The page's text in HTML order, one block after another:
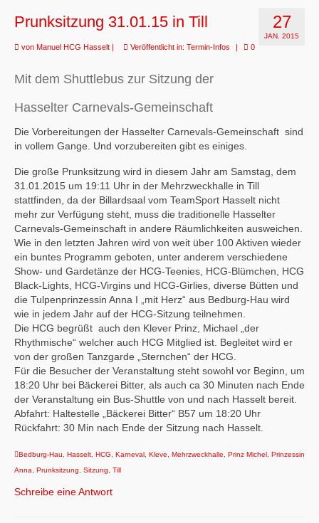
27
JAN. 2015
Prunksitzung 31.01.15 in Till
von Manuel HCG Hasselt Veröffentlicht in: Termin-Infos 0
Mit dem Shuttlebus zur Sitzung der
Hasselter Carnevals-Gemeinschaft
Die Vorbereitungen der Hasselter Carnevals-Gemeinschaft sind
in vollem Gange. Und vorzubereiten gibt es einiges.
Die große Prunksitzung wird in diesem Jahr am Samstag, dem
31.01.2015 um 19:11 Uhr in der Mehrzweckhalle in Till
stattfinden, da der Billardsaal vom TeamSport Hasselt nicht
mehr zur Verfügung steht, muss die traditionelle Hasselter
Carnevals-Gemeinschaft in andere Räumlichkeiten ausweichen.
Wie in den letzten Jahren wird von weit über 100 Aktiven wieder
ein buntes Programm geboten, unter anderem verschiedene
Show- und Gardetänze der HCG-Teenies, HCG-Blümchen, HCG
Black-Lights, HCG-Virgins und HCG-Girlies, diverse Bütten und
die Tulpenprinzessin Anna I „mit Herz“ aus Bedburg-Hau wird
wie in jedem Jahr auf der HCG-Sitzung teilnehmen.
Die HCG begrüßt auch den Klever Prinz, Michael „der
Rhythmische“ welcher auch HCG Mitglied ist. Begleitet wird er
von der großen Tanzgarde „Sternchen“ der HCG.
Für die Besucher der Veranstaltung steht sowohl vor Beginn, um
18:20 Uhr bei Bäckerei Bitter, als auch ca 30 Minuten nach Ende
der Veranstaltung ein Bus-Shuttle von und nach Hasselt bereit.
Abfahrt: Haltestelle „Bäckerei Bitter“ B57 um 18:20 Uhr
Rückfahrt: 30 Min nach Ende der Sitzung nach Hasselt.
Bedburg-Hau Hasselt HCG Karneval Kleve Mehrzweckhalle Prinz Michel Prinzessin
Anna
Prunksitzung Sitzung Till
Schreibe eine Antwort